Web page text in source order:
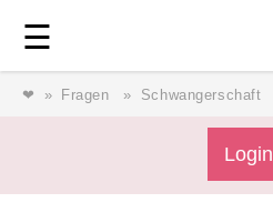
☰
❤ Fragen Schwangerschaft
Login